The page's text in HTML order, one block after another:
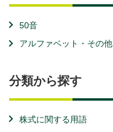
50音
アルファベット・その他
分類から探す
株式に関する用語